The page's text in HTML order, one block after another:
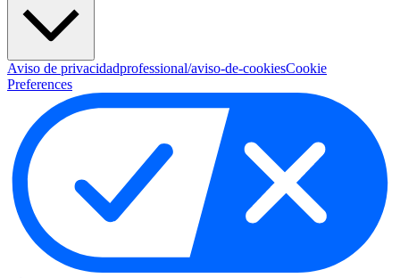
Aviso de privacidadprofessional/aviso-de-cookiesCookie
Preferences